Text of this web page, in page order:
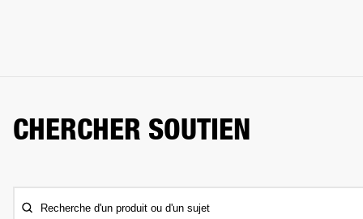
CHERCHER SOUTIEN
Recherche d'un produit ou d'un sujet